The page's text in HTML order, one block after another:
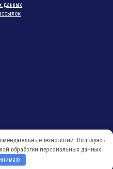
данных
технологии. Пользуясь
обработки персональных данных.